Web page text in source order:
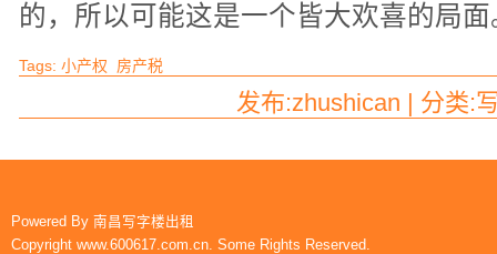
的，所以可能这是一个皆大欢喜的局
Tags:小产权 房产税
发布:zhushican | 分类:
Powered By 南昌写字楼出租
Copyright www.600617.com.cn. Some Rights Reserved.